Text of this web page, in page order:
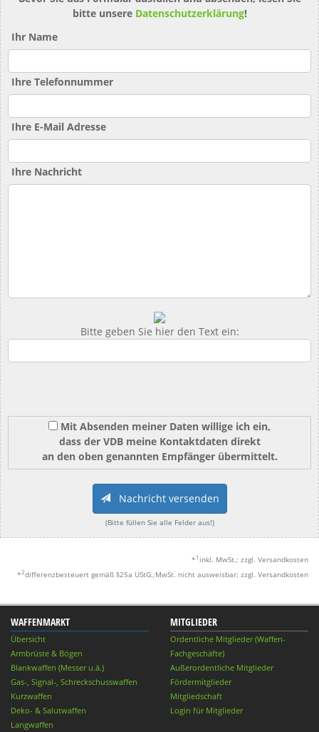
bitte unsere Datenschutzerklärung!
Ihr Name
Ihre Telefonnummer
Ihre E-Mail Adresse
Ihre Nachricht
Bitte geben Sie hier den Text ein:
Mit Absenden meiner Daten willige ich ein,
dass der VDB meine Kontaktdaten direkt
an den oben genannten Empfänger übermittelt.
Nachricht versenden
(Bitte füllen Sie alle Felder aus!)
* 1 inkl. MwSt.; zzgl. Versandkosten
*2differenzbesteuert gemäß §25a UStG.;MwSt. nicht ausweisbar; zzgl. Versandkosten
WAFFENMARKT
Übersicht
Armbrüste & Bögen
Blankwaffen (Messer u.ä.)
Gas-, Signal-, Schreckschusswaffen
Kurzwaffen
Deko- & Salutwaffen
Langwaffen
MITGLIEDER
Ordentliche Mitglieder (Waffen-
Fachgeschäfte)
Außerordentliche Mitglieder
Fördermitglieder
Mitgliedschaft
Login für Mitglieder